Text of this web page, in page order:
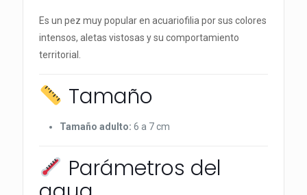
Es un pez muy popular en acuariofilia por sus colores
intensos, aletas vistosas y su comportamiento
territorial.
Tamaño
Tamaño adulto: 6 a 7 cm
Parámetros del